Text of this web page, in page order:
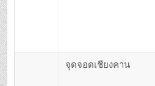
จุดจอดเชียงคาน